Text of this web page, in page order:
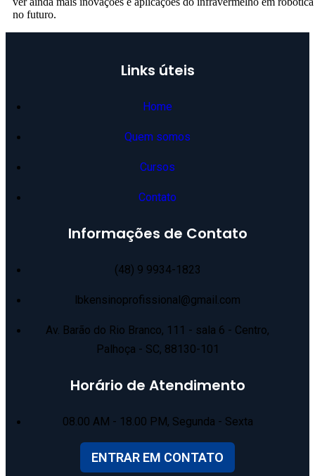
no futuro.
Links úteis
Home
Quem somos
Cursos
Contato
Informações de Contato
(48) 9 9934-1823
lbkensinoprofissional@gmail.com
Av. Barão do Rio Branco, 111 - sala 6 - Centro,
Palhoça - SC, 88130-101
Horário de Atendimento
08.00 AM - 18.00 PM, Segunda - Sexta
ENTRAR EM CONTATO